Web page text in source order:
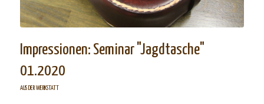
Impressionen: Seminar "Jagdtasche"
01.2020
AUS DER WERKSTATT